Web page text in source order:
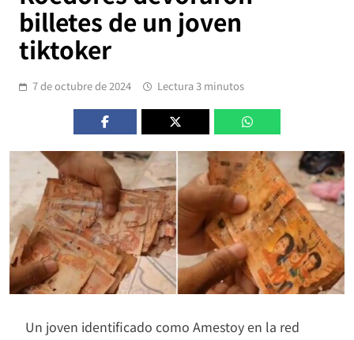
billetes de un joven
tiktoker
7 de octubre de 2024 Lectura 3 minutos
Un joven identificado como Amestoy en la red